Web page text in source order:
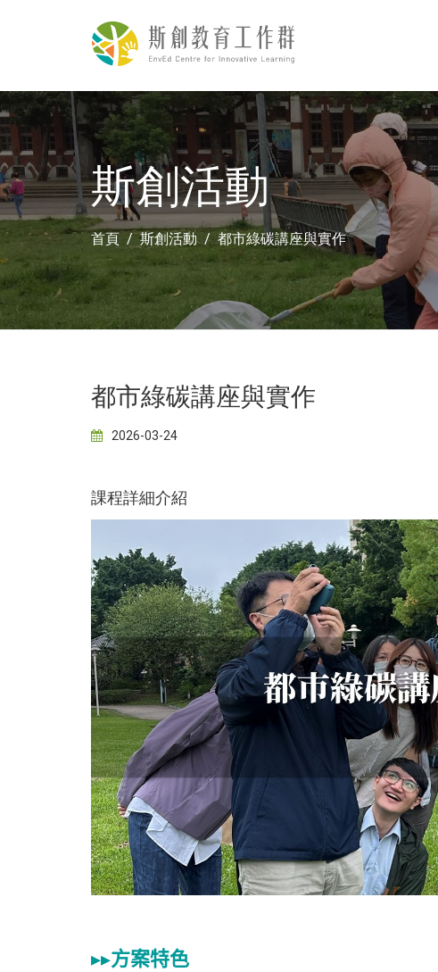
斯創活動
首頁 斯創活動 都市綠碳講座與實作
都市綠碳講座與實作
2026-03-24
課程詳細介紹
▸▸方案特色